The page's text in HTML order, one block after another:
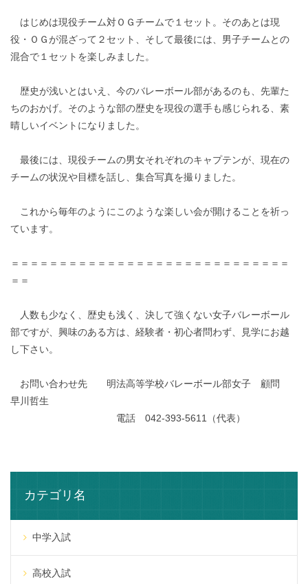
はじめは現役チーム対ＯＧチームで１セット。そのあとは現
役・ＯＧが混ざって２セット、そして最後には、男子チームとの
混合で１セットを楽しみました。
歴史が浅いとはいえ、今のバレーボール部があるのも、先輩た
ちのおかげ。そのような部の歴史を現役の選手も感じられる、素
晴しいイベントになりました。
最後には、現役チームの男女それぞれのキャプテンが、現在の
チームの状況や目標を話し、集合写真を撮りました。
これから毎年のようにこのような楽しい会が開けることを祈っ
ています。
＝＝＝＝＝＝＝＝＝＝＝＝＝＝＝＝＝＝＝＝＝＝＝＝＝＝＝＝＝
＝＝
人数も少なく、歴史も浅く、決して強くない女子バレーボール
部ですが、興味のある方は、経験者・初心者問わず、見学にお越
し下さい。
お問い合わせ先 明法高等学校バレーボール部女子 顧問
早川哲生
電話 042-393-5611（代表）
カテゴリ名
中学入試
高校入試